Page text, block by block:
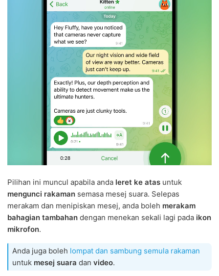
Pilihan ini muncul apabila anda leret ke atas untuk
mengunci rakaman semasa mesej suara. Selepas
merakam dan menipiskan mesej, anda boleh merakam
bahagian tambahan dengan menekan sekali lagi pada ikon
mikrofon.
Anda juga boleh lompat dan sambung semula rakaman
untuk mesej suara dan video.